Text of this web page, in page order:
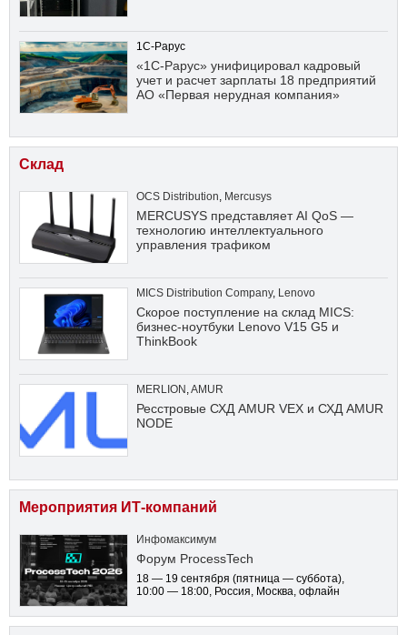
1С-Рарус
«1С-Рарус» унифицировал кадровый
учет и расчет зарплаты 18 предприятий
АО «Первая нерудная компания»
Склад
OCS Distribution Mercusys
MERCUSYS представляет AI QoS —
технологию интеллектуального
управления трафиком
MICS Distribution Company, Lenovo
Скорое поступление на склад MICS:
бизнес-ноутбуки Lenovo V15 G5 и
ThinkBook
MERLION AMUR
Ресстровые СХД AMUR VEX и СХД AMUR
NODE
Мероприятия ИТ-компаний
Инфомаксимум
Форум ProcessTech
18 — 19 сентября (пятница — суббота),
10:00 — 18:00, Россия, Москва, офлайн